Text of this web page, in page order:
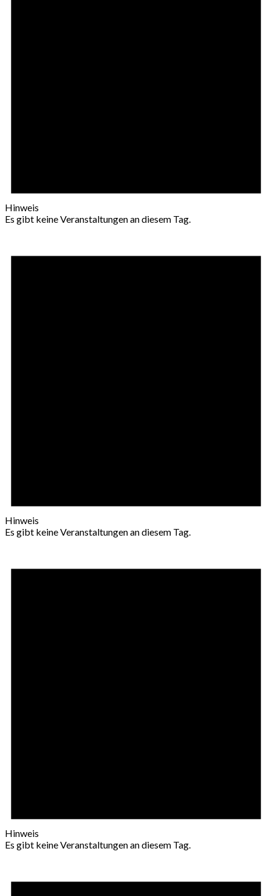
Hinweis
Es gibt keine Veranstaltungen an diesem Tag.
Hinweis
Es gibt keine Veranstaltungen an diesem Tag.
Hinweis
Es gibt keine Veranstaltungen an diesem Tag.